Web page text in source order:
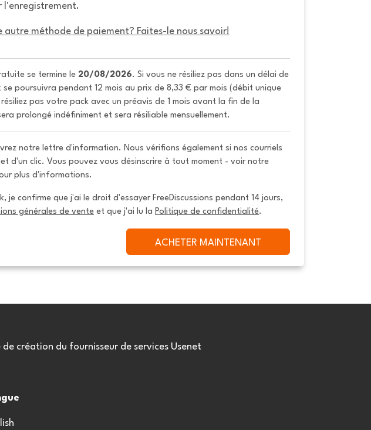
l'enregistrement.
autre méthode de paiement? Faites-le nous savoir!
se termine le 20/08/2026. Si vous ne résiliez pas dans un délai de
se poursuivra pendant 12 mois au prix de 8,33 € par mois (débit unique
pas votre pack avec un préavis de 1 mois avant la fin de la
prolongé indéfiniment et sera résiliable mensuellement.
notre lettre d'information. Nous vérifions également si nos courriels
d'un clic. Vous pouvez vous désinscrire à tout moment - voir notre
plus d'informations.
je confirme que j'ai le droit d'essayer FreeDiscussions pendant 14 jours,
générales de vente et que j'ai lu la Politique de confidentialité.
ACHETER MAINTENANT
de création du fournisseur de services Usenet